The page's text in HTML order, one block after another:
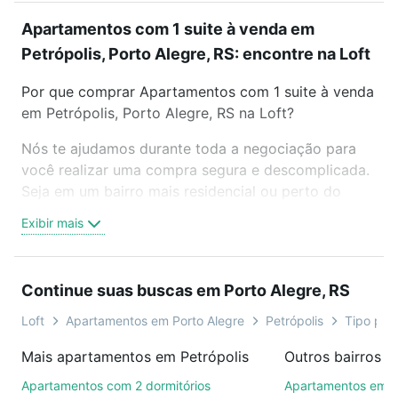
Apartamentos com 1 suite à venda em
Petrópolis, Porto Alegre, RS: encontre na Loft
Por que comprar Apartamentos com 1 suite à venda
em Petrópolis, Porto Alegre, RS na Loft?
Nós te ajudamos durante toda a negociação para
você realizar uma compra segura e descomplicada.
Seja em um bairro mais residencial ou perto do
oferta ideal de Apartamentos com 1 suite à venda
em Petrópolis, Porto Alegre, RS para conquistar seu
videochamada, é grátis, sem compromisso e você
ainda conta com mais de 46 mil corretores e
de imóveis.
Como escolher um imóvel?
Exibir mais
Continue suas buscas em Porto Alegre, RS
Loft Apartamentos em Porto Alegre Petrópolis Tipo
Mais apartamentos em Petrópolis
Apartamentos com 2 dormitórios
Apartamentos em